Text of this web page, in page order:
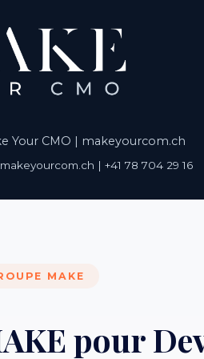
Your CMO | makeyourcom.ch
| +41 78 704 29 16
MAKE
pour